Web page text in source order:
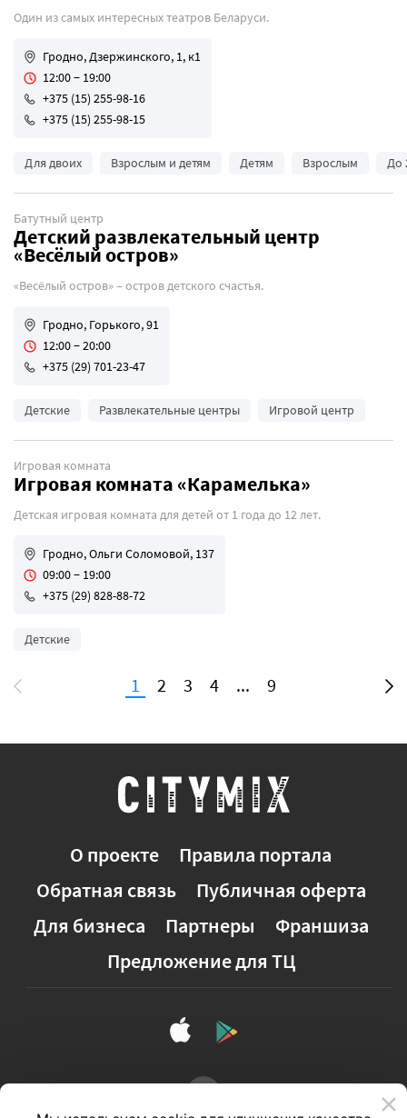
Один из самых интересных театров Беларуси.
Гродно, Дзержинского, 1, к1
12:00 − 19:00
+375 (15) 255-98-16
+375 (15) 255-98-15
Для двоих Взрослым и детям Детям Взрослым До
Батутный центр
Детский развлекательный центр
«Весёлый остров»
«Весёлый остров» – остров детского счастья.
Гродно, Горького, 91
12:00 − 20:00
+375 (29) 701-23-47
Детские Развлекательные центры Игровой центр
Игровая комната
Игровая комната «Карамелька»
Детская игровая комната для детей от 1 года до 12 лет.
Гродно, Ольги Соломовой, 137
09:00 − 19:00
+375 (29) 828-88-72
Детские
1 2 3 4 ... 9
О проекте
Правила портала
Обратная связь
Публичная оферта
Для бизнеса
Партнеры
Франшиза
Предложение для ТЦ